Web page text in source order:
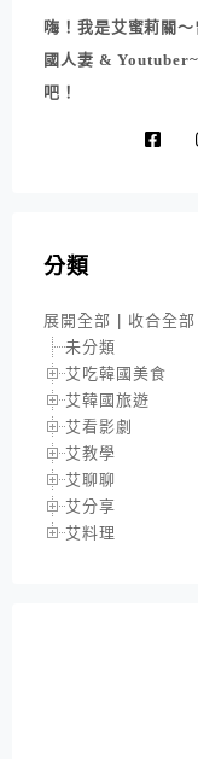
嗨！我是艾蜜莉關
國人妻 &
吧！
分類
展開全部
收合全部
未分類
艾吃韓國美食
艾韓國旅遊
艾看影劇
艾教學
艾聊聊
艾分享
艾料理